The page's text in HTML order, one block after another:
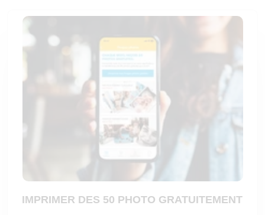
IMPRIMER DES 50 PHOTO GRATUITEMENT